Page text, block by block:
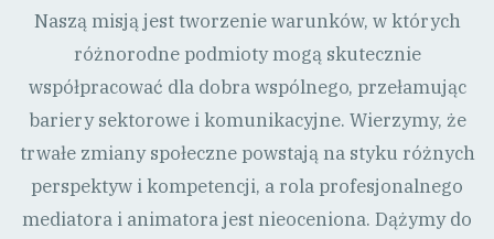
Naszą misją jest tworzenie warunków, w których
różnorodne podmioty mogą skutecznie
współpracować dla dobra wspólnego, przełamując
bariery sektorowe i komunikacyjne. Wierzymy, że
trwałe zmiany społeczne powstają na styku różnych
perspektyw i kompetencji, a rola profesjonalnego
mediatora i animatora jest nieoceniona. Dążymy do